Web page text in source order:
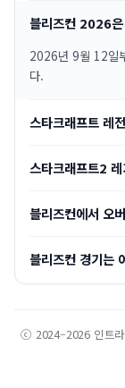
블리즈컨 2026
2026년 9월 12일
다.
스타크래프트 레
스타크래프트2
블리즈컨에서 오
블리즈컨 경기는
ⓒ 2024–2026 인트라